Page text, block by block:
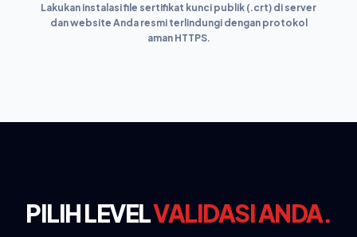
Lakukan instalasi file sertifikat kunci publik (.crt) di server
dan website Anda resmi terlindungi dengan protokol
aman HTTPS.
PILIH LEVELVALIDASI ANDA.